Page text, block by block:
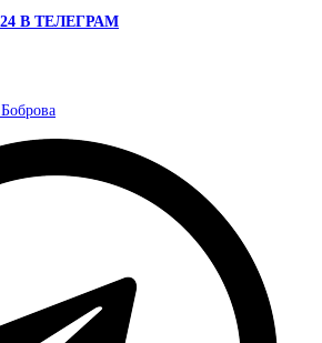
В ТЕЛЕГРАМ